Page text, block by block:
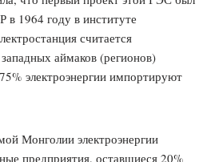
1964 году в институте
считается
аймаков (регионов)
электроэнергии импортируют
Монголии электроэнергии
предприятия, оставшиеся 20%